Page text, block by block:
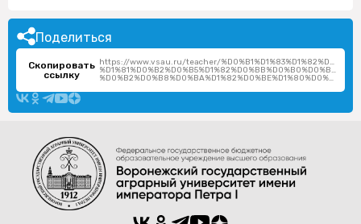
Поделиться
Скопировать
ссылку
https://www.vsau.ru/teacher/
%D0%B2%D0%B8%D0%BA%D1%82%D0%BE%D1%80%D0%BE%D0%B2%D0%BD%D0%B0/